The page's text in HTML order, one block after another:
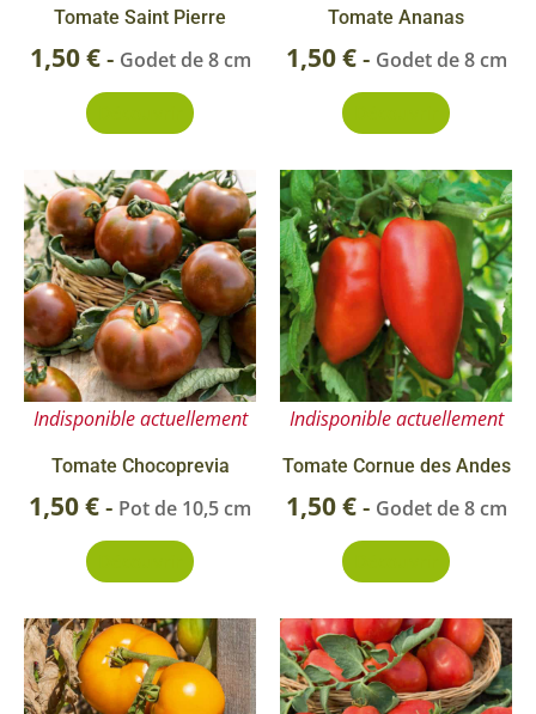
Tomate Saint Pierre
1,50€- Godet de 8 cm
Tomate Ananas
1,50€- Godet de 8 cm
Indisponible actuellement
Tomate Chocoprevia
1,50€- Pot de 10,5 cm
Indisponible actuellement
Tomate Cornue des Andes
1,50€- Godet de 8 cm